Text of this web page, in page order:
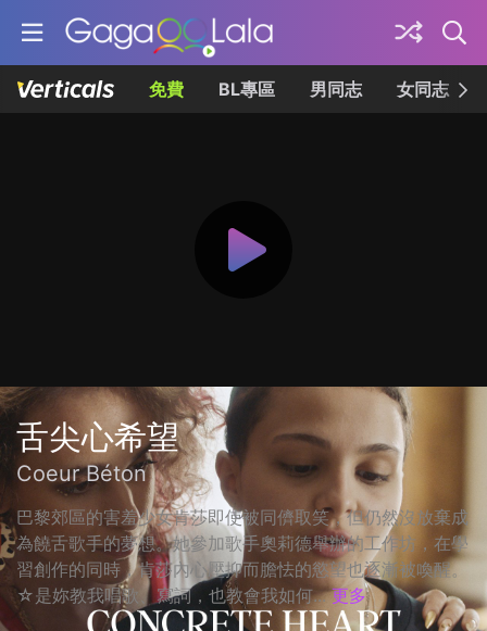
免費 BL專區 男同志 女同志
舌尖心希望
Coeur Béton
巴黎郊區的害羞少女肯莎即使被同儕取笑，但仍然沒放棄成
為饒舌歌手的夢想。她參加歌手奧莉德舉辦的工作坊，在學
習創作的同時，肯莎內心壓抑而膽怯的慾望也逐漸被喚醒。
☆是妳教我唱歌、寫詞，也教會我如何... 更多